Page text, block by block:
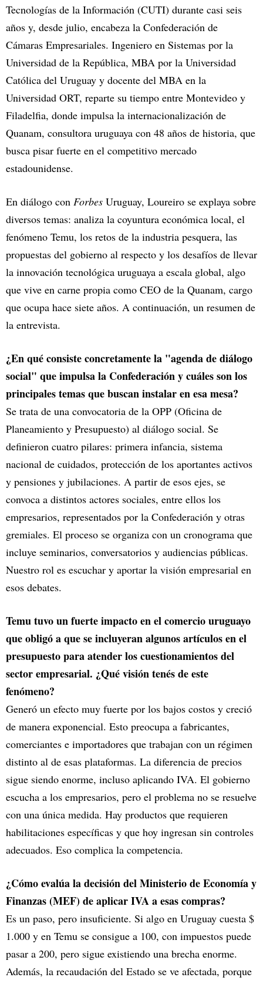
Tecnologías de la Información (CUTI) durante casi seis
años y, desde julio, encabeza la Confederación de
Cámaras Empresariales. Ingeniero en Sistemas por la
Universidad de la República, MBA por la Universidad
Católica del Uruguay y docente del MBA en la
Universidad ORT, reparte su tiempo entre Montevideo y
Filadelfia, donde impulsa la internacionalización de
Quanam, consultora uruguaya con 48 años de historia, que
busca pisar fuerte en el competitivo mercado
estadounidense.
En diálogo con Forbes Uruguay, Loureiro se explaya sobre
diversos temas: analiza la coyuntura económica local, el
fenómeno Temu, los retos de la industria pesquera, las
propuestas del gobierno al respecto y los desafíos de llevar
la innovación tecnológica uruguaya a escala global, algo
que vive en carne propia como CEO de la Quanam, cargo
que ocupa hace siete años. A continuación, un resumen de
la entrevista.
¿En qué consiste concretamente la "agenda de diálogo
social" que impulsa la Confederación y cuáles son los
principales temas que buscan instalar en esa mesa?
Se trata de una convocatoria de la OPP (Oficina de
Planeamiento y Presupuesto) al diálogo social. Se
definieron cuatro pilares: primera infancia, sistema
nacional de cuidados, protección de los aportantes activos
y pensiones y jubilaciones. A partir de esos ejes, se
convoca a distintos actores sociales, entre ellos los
empresarios, representados por la Confederación y otras
gremiales. El proceso se organiza con un cronograma que
incluye seminarios, conversatorios y audiencias públicas.
Nuestro rol es escuchar y aportar la visión empresarial en
esos debates.
Temu tuvo un fuerte impacto en el comercio uruguayo
que obligó a que se incluyeran algunos artículos en el
presupuesto para atender los cuestionamientos del
sector empresarial. ¿Qué visión tenés de este
fenómeno?
Generó un efecto muy fuerte por los bajos costos y creció
de manera exponencial. Esto preocupa a fabricantes,
comerciantes e importadores que trabajan con un régimen
distinto al de esas plataformas. La diferencia de precios
sigue siendo enorme, incluso aplicando IVA. El gobierno
escucha a los empresarios, pero el problema no se resuelve
con una única medida. Hay productos que requieren
habilitaciones específicas y que hoy ingresan sin controles
adecuados. Eso complica la competencia.
¿Cómo evalúa la decisión del Ministerio de Economía y
Finanzas (MEF) de aplicar IVA a esas compras?
Es un paso, pero insuficiente. Si algo en Uruguay cuesta $
1.000 y en Temu se consigue a 100, con impuestos puede
pasar a 200, pero sigue existiendo una brecha enorme.
Además, la recaudación del Estado se ve afectada, porque